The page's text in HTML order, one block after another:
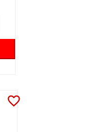
favorite_border